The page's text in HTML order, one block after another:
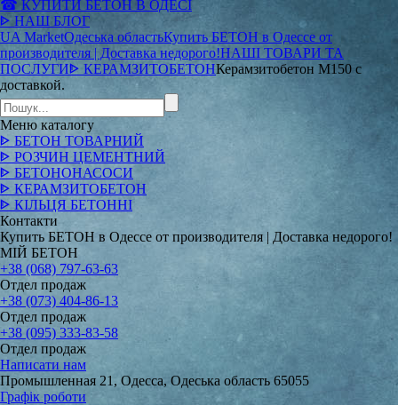
☎ КУПИТИ БЕТОН В ОДЕСІ
ᐈ НАШ БЛОГ
UA MarketОдеська областьКупить БЕТОН в Одессе от
производителя | Доставка недорого!НАШІ ТОВАРИ ТА
ПОСЛУГИᐈ КЕРАМЗИТОБЕТОНКерамзитобетон М150 с
доставкой.
Меню каталогу
ᐈ БЕТОН ТОВАРНИЙ
ᐈ РОЗЧИН ЦЕМЕНТНИЙ
ᐈ БЕТОНОНАСОСИ
ᐈ КЕРАМЗИТОБЕТОН
ᐈ КІЛЬЦЯ БЕТОННІ
Контакти
Купить БЕТОН в Одессе от производителя | Доставка недорого!
МІЙ БЕТОН
+38 (068) 797-63-63
Отдел продаж
+38 (073) 404-86-13
Отдел продаж
+38 (095) 333-83-58
Отдел продаж
Написати нам
Промышленная 21, Одесса, Одеська область 65055
Графік роботи